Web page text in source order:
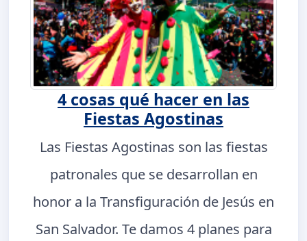
4 cosas qué hacer en las
Fiestas Agostinas
Las Fiestas Agostinas son las fiestas
patronales que se desarrollan en
honor a la Transfiguración de Jesús en
San Salvador. Te damos 4 planes para